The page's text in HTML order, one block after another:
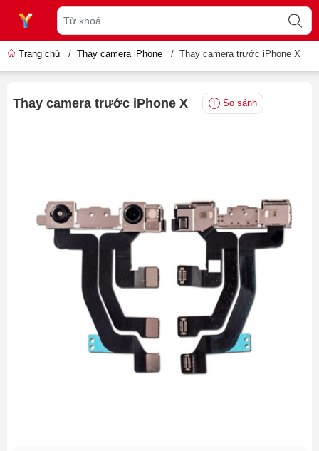
Trang chủ / Thay camera iPhone / Thay camera trước iPhone X
Thay camera trước iPhone X So sánh